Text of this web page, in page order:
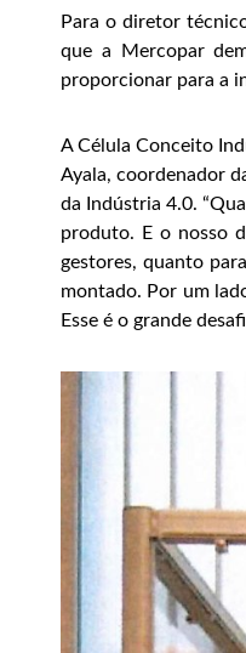
Para o diretor
que a Mercopar
proporcionar para a
A Célula Conceito
Ayala, coordenador
da Indústria 4.0.
produto. E o nosso
gestores, quanto
montado. Por um
Esse é o grande